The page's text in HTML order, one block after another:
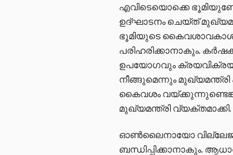
എവിടെയൊക്കെ
ഉദ്ഘാടനം ചെയ്ത്
ഭൂമിയുടെ കൈവശാവകാശ
പരിഹരിക്കാനാകും.
ഉപയോഗവും
നീങ്ങുമെന്നും
കൈവശം
മുഖ്യമന്ത്രി വ്യക്തമാക്കി.
ഓൺലൈനായോ വില്ലേജ്
ബന്ധിപ്പിക്കാനാകും.